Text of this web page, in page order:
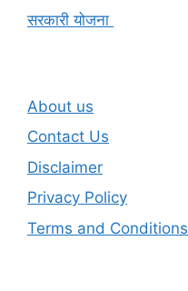
सरकारी योजना
About us
Contact Us
Disclaimer
Privacy Policy
Terms and Conditions